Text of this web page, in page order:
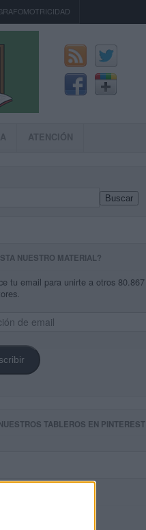
ATENCIÓN
Buscar
NUESTRO MATERIAL?
tu email para unirte a otros 80.867
TABLEROS EN PINTEREST